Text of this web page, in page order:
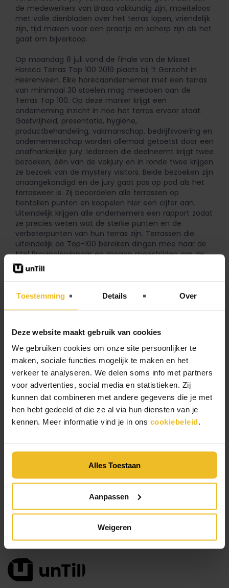
Toestemming Details Over
Deze website maakt gebruik van cookies
We gebruiken cookies om onze site persoonlijker te
maken, sociale functies mogelijk te maken en het
verkeer te analyseren. We delen soms info met partners
voor advertenties, social media en statistieken. Zij
kunnen dat combineren met andere gegevens die je met
hen hebt gedeeld of die ze al via hun diensten van je
kennen. Meer informatie vind je in ons cookiebeleid.
Alles Toestaan
Aanpassen
Weigeren
de medewerkers van Brasa vakkundig zijn, moeiteloos
met volle dienbladen over het terras lopen, vriendelijk
zijn, tijd maken voor een praatje en scherp zijn als het
gaat om bijverkoop.
Op maandag 8 juli vond de finale van de Misset
Horeca Terras Top 100 2019 plaats bij ’t Gerecht in
Heerenveen. Elke horecaondernemer met een terras
van minimaal 30 stoelen mag meedoen aan de
Terras Top 100. Op deze manier krijgt een
onderneming inzicht in hoe het terras ervoor staat.
Gastvrijheid, presentatie, hygiëne,
productbehandeling, vakmanschap, bedrijfsvoering en
ondernemerschap worden allemaal getoetst door een
onafhankelijke jury. Iedereen die deelneemt krijgt twee
bezoeken, één van de vakjury en in ronde twee krijgen
ze bezoek van de mystery visitors. Beide bezoeken zijn
onaangekondigd en de jury gaat pas op pad als het
terrasweer is. Zij beoordelen alle terrassen op
tientallen punten en koppelen hier een cijfer aan.
Uiteindelijk krijgen alle ondernemers een rapport zodat
ze precies weten wat de sterke punten en de
verbeterpunten van hun terras zijn. Terrassen die
uiteindelijk de Top-100 bereiken dingen mee naar de
titel Provinciewinnaar en mogen meestrijden om de
Publieksprijs.
“De Fortuna”, Dengh, De Heeren van Sonoy, Babylon
die de doorslag geven!
Geïnteresseerd in de complete ranglijst?
Bekijk het
hier.
Blooming
Bergen wint
bij Dutch
Hotel Award
Horecaonder
nemers aan
creëer rust
op je terras
Contact